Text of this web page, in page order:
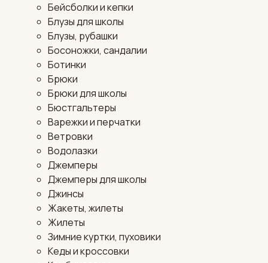
Бейсболки и кепки
Блузы для школы
Блузы, рубашки
Босоножки, сандалии
Ботинки
Брюки
Брюки для школы
Бюстгальтеры
Варежки и перчатки
Ветровки
Водолазки
Джемперы
Джемперы для школы
Джинсы
Жакеты, жилеты
Жилеты
Зимние куртки, пуховики
Кеды и кроссовки